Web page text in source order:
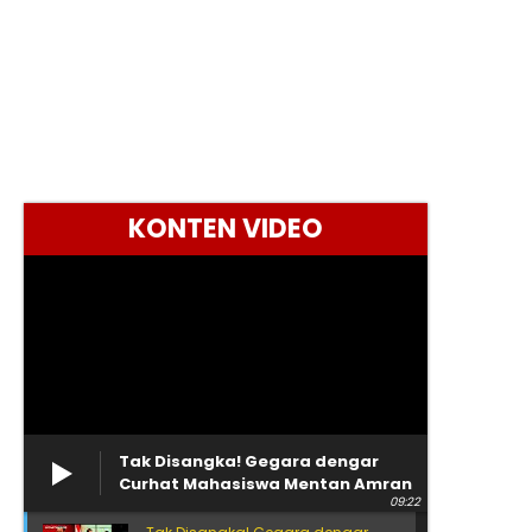
KONTEN VIDEO
Tak Disangka! Gegara dengar
Curhat Mahasiswa Mentan Amran
09:22